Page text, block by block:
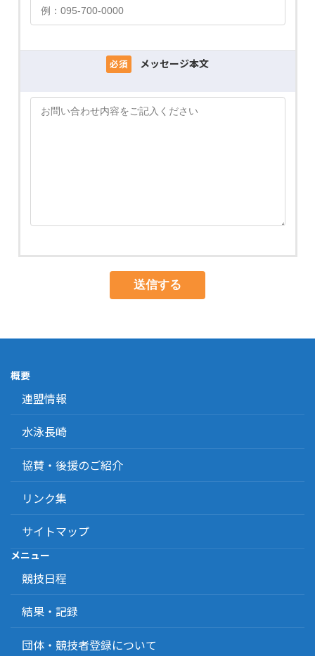
必須 メッセージ本文
概要
連盟情報
水泳長崎
協賛・後援のご紹介
リンク集
サイトマップ
メニュー
競技日程
結果・記録
団体・競技者登録について